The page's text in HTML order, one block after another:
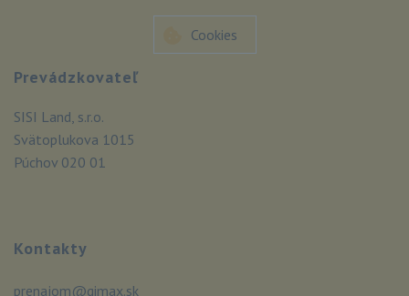
Cookies
Prevádzkovateľ
SISI Land, s.r.o.
Svätoplukova 1015
Púchov 020 01
Kontakty
prenajom@gimax.sk